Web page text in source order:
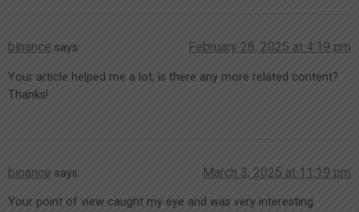
binance says: February 28, 2025 at 4:19 pm
Your article helped me a lot, is there any more related content?
Thanks!
binance says: March 3, 2025 at 11:19 pm
Your point of view caught my eye and was very interesting.